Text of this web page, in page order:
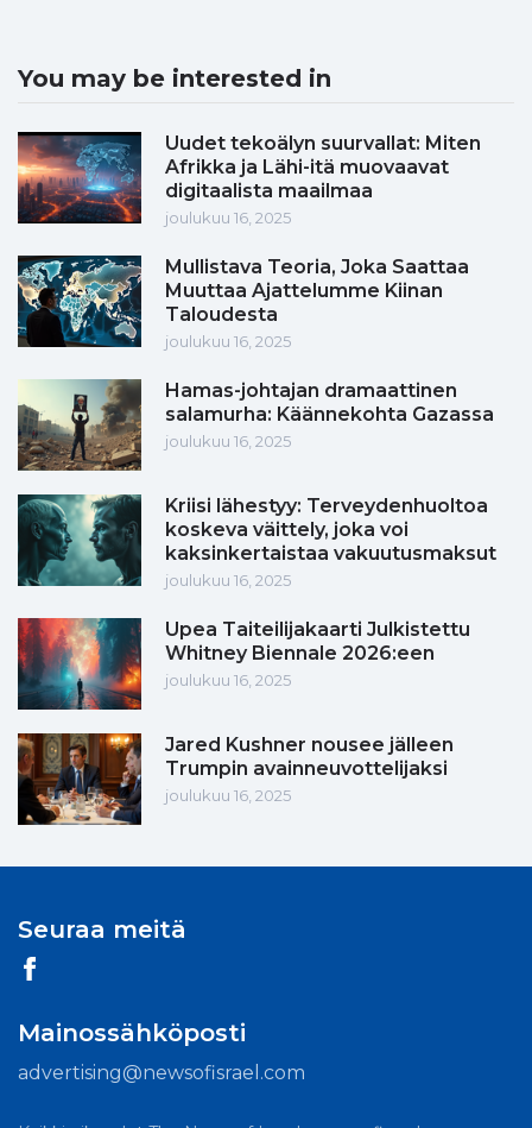
You may be interested in
Uudet tekoälyn suurvallat: Miten
Afrikka ja Lähi-itä muovaavat
digitaalista maailmaa
joulukuu 16, 2025
Mullistava Teoria, Joka Saattaa
Muuttaa Ajattelumme Kiinan
Taloudesta
joulukuu 16, 2025
Hamas-johtajan dramaattinen
salamurha: Käännekohta Gazassa
joulukuu 16, 2025
Kriisi lähestyy: Terveydenhuoltoa
koskeva väittely, joka voi
kaksinkertaistaa vakuutusmaksut
joulukuu 16, 2025
Upea Taiteilijakaarti Julkistettu
Whitney Biennale 2026:een
joulukuu 16, 2025
Jared Kushner nousee jälleen
Trumpin avainneuvottelijaksi
joulukuu 16, 2025
Seuraa meitä
Mainossähköposti
advertising@newsofisrael.com